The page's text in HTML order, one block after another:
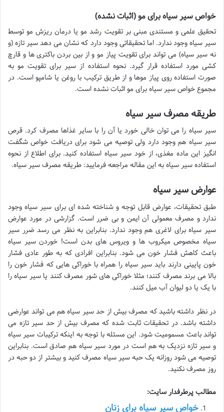
خواص سیر سیاه برای مو (اثبات نشده)
تحقیق علمی و مستندی مبنی بر تقویت رشد مو یا درمان ریزش مو توسط
سیر سیاه وجود ندارد. اما تحقیقاتی وجود دارد که نشان می دهد سیر تازه (و
نه سیر سیاه) می تواند برای تقویت پیاز مو و از بین بردن باکتری ها و قارچ
کشی مورد استفاده قرار گیرد. نحوه استفاده از سیر برای تقویت مو به
صورت استفاده روی پیاز موها و از طریق ترکیب با روغن یا شامپو است. در
مجموع خواص سیر سیاه برای مو اثبات نشده است.
طریقه مصرف سیر سیاه
سیر سیاه را می توان خالی خورد یا آن را با سایر غذاها مصرف کرد. قرص
سیر سیاه هم وجود دارد ولی توصیه می شود برای دریافت خواص شگفت
انگیز این ماده مغذی، از خود سیر سیاه استفاده کنید. برای اطلاع از نحوه
استفاده سیر سیاه به این مقاله مراجعه فرمایید: طریقه مصرف سیر سیاه.
عوارض سیر سیاه
طبق تحقیقات، عوارض قابل توجه و شناخته شده ای برای سیر سیاه وجود
ندارد و مصرف معمولی آن ایمن و بی ضرر است. گزارشی در مورد عوارض
سیر سیاه برای لاغری هم وجود ندارد. بنابراین به نظر می رسد ضرر سیر
سیاه مخصوص میکروب ها و ویروس های بدن است! خوردن سیر سیاه
باعث کاهش فشار خون می شود. بنابراین افرادی که به طور عادی فشار
خون پایینی دارند باید سیر سیاه را همراه با خوراکی هایی که فشار خون را
بالا می برند مصرف کنند؛ مثلا خوراکی های شور مصرف کنند یا سیر سیاه را
با یک یا دو لیوان آب میل کنند.
در نظر داشته باشید که مصرف بیش از حد سیر سیاه هم می تواند عوارضی
داشته باشد. در تحقیقات ثابت شده که مصرف بیش از حد سیر تازه می
تواند باعث مسمومیت شود. این مسئله با توجه به اینکه ترکیبات سیر سیاه
و سیر تازه نزدیک به هم است در مورد سیر سیاه هم صادق است. بنابراین
توصیه می شود روزانه یک حبه سیر سیاه مصرف کنید و بیشتر از دو حبه در
روز مصرف نکنید.
مطالب پرطرفدار سایت:
خواص سیر سیاه برای زنان